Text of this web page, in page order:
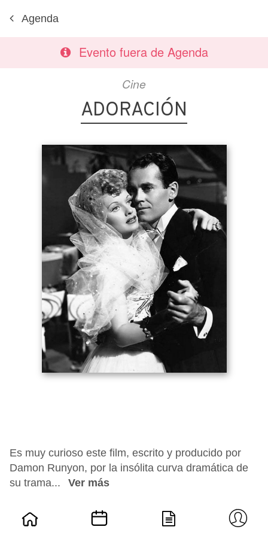
Agenda
Evento fuera de Agenda
Cine
ADORACIÓN
Es muy curioso este film, escrito y producido por
Damon Runyon, por la insólita curva dramática de
su trama...
Ver más